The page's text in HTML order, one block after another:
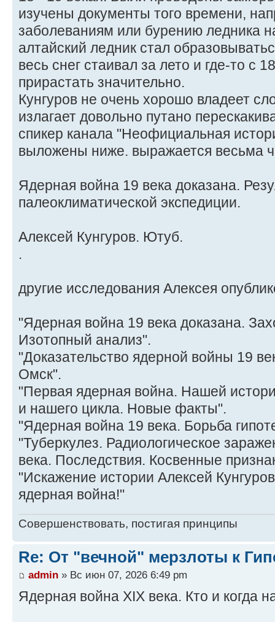
изучены документы того времени,
заболеваниям или бурению ледника
алтайский ледник стал
весь снег стаивал за лето и где-то с
прирастать значительно.
Кунгуров не очень хорошо владеет
излагает довольно путано
спикер канала "Неофициальная
выложены ниже. выражается весьма
Ядерная война 19 века доказана.
палеоклиматической экспедиции.
Алексей Кунгуров. Ютуб.
.
другие исследования Алексея
"Ядерная война 19 века доказана.
Изотопный анализ".
"Доказательство ядерной войны 19
Омск".
"Первая ядерная война. Нашей
и нашего цикла. Новые факты".
"Ядерная война 19 века. Борьба
"Туберкулез. Радиологическое
века. Последствия. Косвенные
"Искажение истории Алексей
ядерная война!"
Совершенствовать, постигая принципы
Re: От "вечной" мерзлоты к
admin » Вс июн 07, 2026 6:49 pm
Ядерная война XIX века. Кто и когда